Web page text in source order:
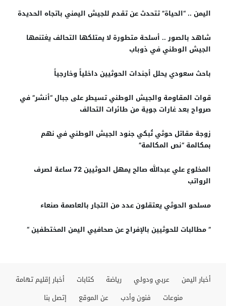
اليمن .. “الحياة” تتحدث عن تقدم للجيش اليمني باتجاه الحديدة
شاهد بالصور .. أسلحة متطورة لا يمتلكها التحالف يغتنمها
الجيش الوطني في ذوباب
باحث سعودي يحلل أجندات الحوثيين داخلياً وخارجياً
قوات المقاومة والجيش الوطني تسيطر على جبال “أنشر” في
صرواح بعد غارات جوية من طائرات التحالف
زوجة مقاتل حوثي تُبكي جنود الجيش الوطني في نهم
بمكالمة “نص المكالمة”
المخلوع علي عبدالله صالح يمهل الحوثيين 72 ساعة لصرف
الرواتب
مسلحو الحوثي يعتقلون عدد من التجار بالعاصمة صنعاء
” مطالبات للحوثيين بالإفراج عن صحافيي اليمن المختطفين “
أخبار اليمن عربي ودولي رياضة كتابات
أخبار إقليم تهامة
منوعات
فنون وأدب عن الموقع إتصل بنا